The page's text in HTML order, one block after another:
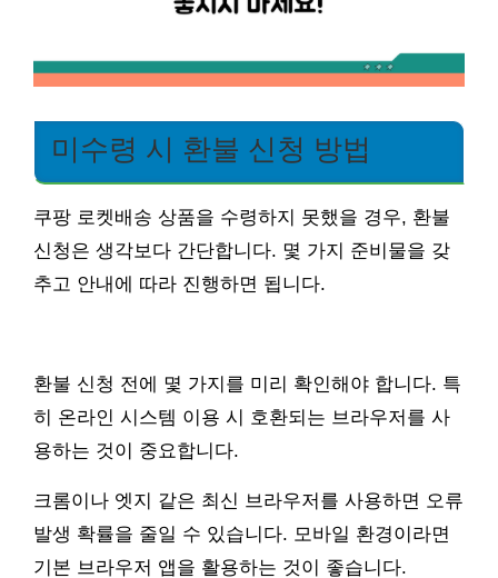
미수령 시 환불 신청 방법
쿠팡 로켓배송 상품을 수령하지 못했을 경우, 환불
신청은 생각보다 간단합니다. 몇 가지 준비물을 갖
추고 안내에 따라 진행하면 됩니다.
환불 신청 전에 몇 가지를 미리 확인해야 합니다. 특
히 온라인 시스템 이용 시 호환되는 브라우저를 사
용하는 것이 중요합니다.
크롬이나 엣지 같은 최신 브라우저를 사용하면 오류
발생 확률을 줄일 수 있습니다. 모바일 환경이라면
기본 브라우저 앱을 활용하는 것이 좋습니다.